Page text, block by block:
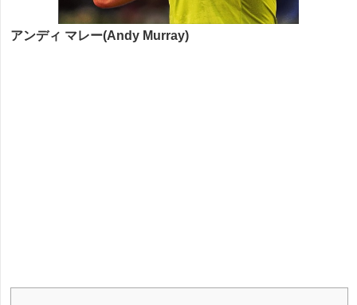
アンディ マレー(Andy Murray)